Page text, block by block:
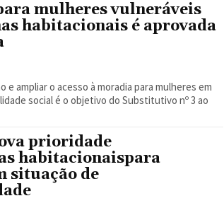
mulheres vulneráveis
habitacionais é aprovada
e ampliar o acesso à moradia para mulheres em
social é o objetivo do Substitutivo nº 3 ao
prioridade
habitacionaispara
situação de